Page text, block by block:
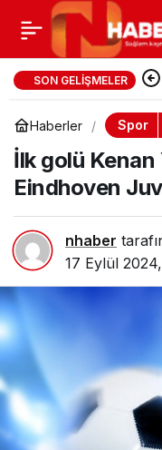
SON GELIŞMELER
Haberler Spor
İlk golü Kenan
Eindhoven
nhaber
17 Eylül
Süper Lig’de
Galatasaray,
Gaziantep’i yenerek
yaptı